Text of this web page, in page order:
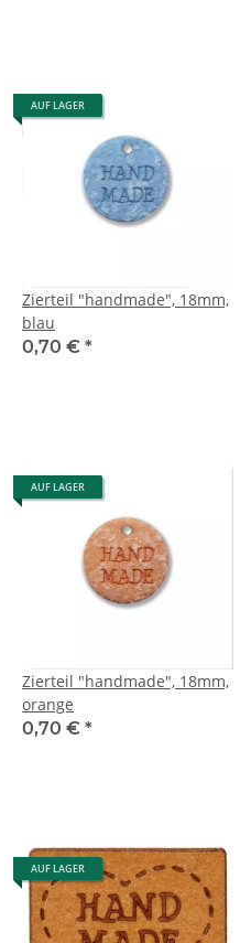
AUF LAGER
Zierteil "handmade", 18mm,
blau
0,70 € *
AUF LAGER
Zierteil "handmade", 18mm,
orange
0,70 € *
AUF LAGER